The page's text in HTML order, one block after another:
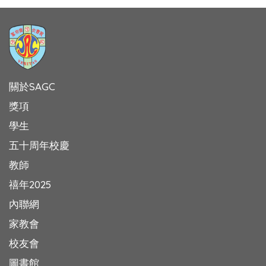
關於SAGC
獎項
學生
五十周年校慶
教師
禧年2025
內聯網
家教會
校友會
圖書館